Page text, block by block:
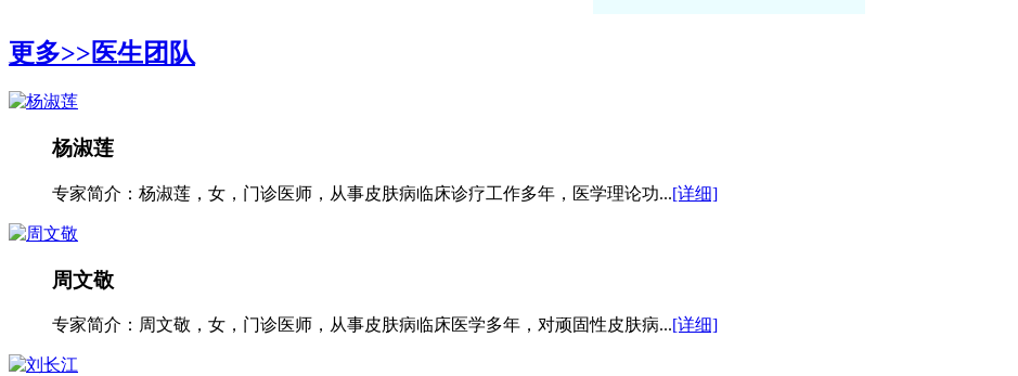
更多>>医生团队
杨淑莲
专家简介：杨淑莲，女，门诊医师，从事皮肤病临床诊疗工作多年，医学理论功...[详细]
周文敬
专家简介：周文敬，女，门诊医师，从事皮肤病临床医学多年，对顽固性皮肤病...[详细]